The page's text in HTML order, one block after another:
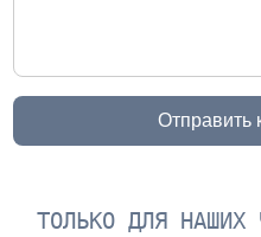
Отправить
ТОЛЬКО ДЛЯ НАШИХ